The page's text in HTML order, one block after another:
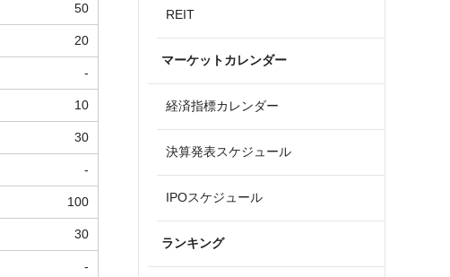
50
20
-
10
30
-
100
30
-
REIT
マーケットカレンダー
経済指標カレンダー
決算発表スケジュール
IPOスケジュール
ランキング